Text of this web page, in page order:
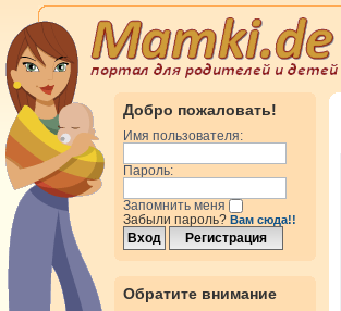
Добро пожаловать!
Имя пользователя:
Пароль:
Запомнить меня
Забыли пароль? Вам сюда!!
Обратите внимание